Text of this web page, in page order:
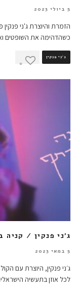
5 ביולי 2023
כשהדהימה את השופטים
ג'ני פנקין
0
ג'ני פנקין / קניה
5 במאי 2023
ג׳ני פנקין, היוצרת עם
לכל אוזן בתעשיה